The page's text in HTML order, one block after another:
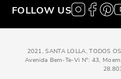
FOLLOW US
2021, SANTA LOLLA, TODOS
Avenida Bem-Te-Vi N°: 43,